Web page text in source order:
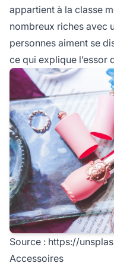
appartient à la classe
nombreux riches avec
personnes aiment se
ce qui explique l’essor
Source : https://
Accessoires